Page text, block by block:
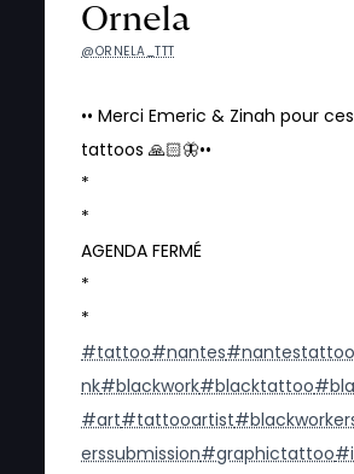
Ornela
@ORNELA_TTT
•• Merci Emeric & Zinah pour
tattoos 🙏🏻🦋••
*
*
AGENDA FERMÉ
*
*
#tattoo#nantes#nantestattoo
nk#blackwork#blacktattoo
#art#tattooartist
erssubmission#graphictattoo